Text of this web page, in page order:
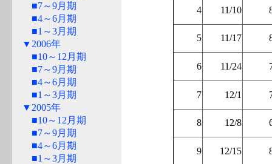
■7～9月期
■4～6月期
■1～3月期
▼2006年
■10～12月期
■7～9月期
■4～6月期
■1～3月期
▼2005年
■10～12月期
■7～9月期
■4～6月期
■1～3月期
4 11/10
5 11/17
6 11/24
7 12/1
8 12/8
9 12/15